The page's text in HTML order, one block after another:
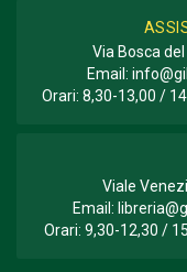
Via Bosca
Email:
Orari: 8,30-13,00 /
Viale
Email:
Orari: 9,30-12,30 /